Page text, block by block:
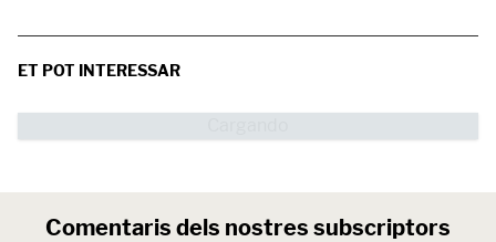
ET POT INTERESSAR
Comentaris dels nostres subscriptors